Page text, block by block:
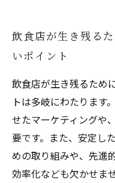
飲食店が生き残る
いポイント
飲食店が生き残るため
トは多岐にわたります
せたマーケティングや
要です。また、安定し
めの取り組みや、先進
効率化なども欠かせま